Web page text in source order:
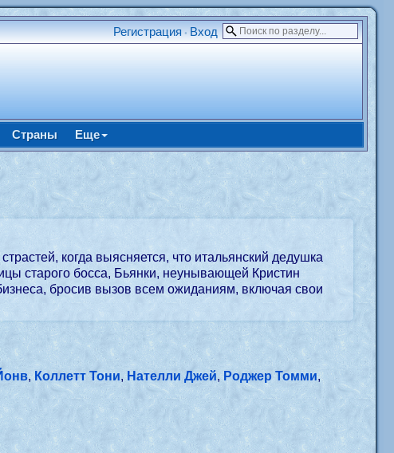
Регистрация • Вход
Страны Еще
когда выясняется, что итальянский дедушка
старого босса, Бьянки, неунывающей Кристин
бросив вызов всем ожиданиям, включая свои
,Коллетт Тони,Нателли Джей,Роджер Томми,